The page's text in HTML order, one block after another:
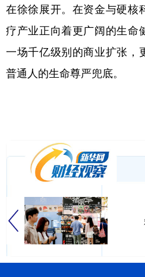
在徐徐展开。在资金与硬核
疗产业正向着更广阔的生命
一场千亿级别的商业扩张，
普通人的生命尊严兜底。